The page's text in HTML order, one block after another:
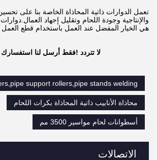
الاتصالات
تعمل الدوارات ذاتية المحاذاة الخاصة بنا على
والإنتاجية وجودة اللحام وتقليل إجهاد العمال.دوارات
هي الخيار المفضل عند العمل باستخدام قطع العمل
لا تتردد !فقط أرسل لنا استفسارك
support rollers,pipe stands welding
محاذاة الأنابيب ذاتية المحاذاة بكرات اللحام
أسطوانات لحام مواسير 3500 مم